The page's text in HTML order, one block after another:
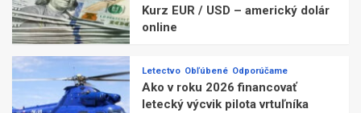
Kurz EUR / USD – americký dolár
online
Letectvo Obľúbené Odporúčame
Ako v roku 2026 financovať
letecký výcvik pilota vrtuľníka